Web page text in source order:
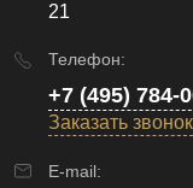
21
Телефон:
+7 (495) 784-
Заказать звонок
E-mail: